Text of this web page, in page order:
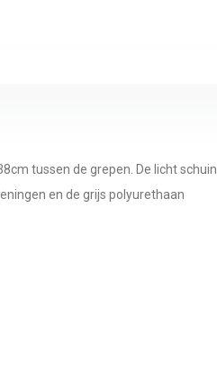
tussen de grepen. De licht schuin
en de grijs polyurethaan